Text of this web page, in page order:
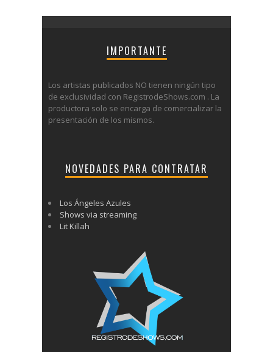
IMPORTANTE
Los artistas publicados NO tienen ningún tipo
de exclusividad con RegistrodeShows.com . La
productora solo se encarga de comercializar la
presentación de los mismos.
NOVEDADES PARA CONTRATAR
Los Ángeles Azules
Shows via streaming
Lit Killah